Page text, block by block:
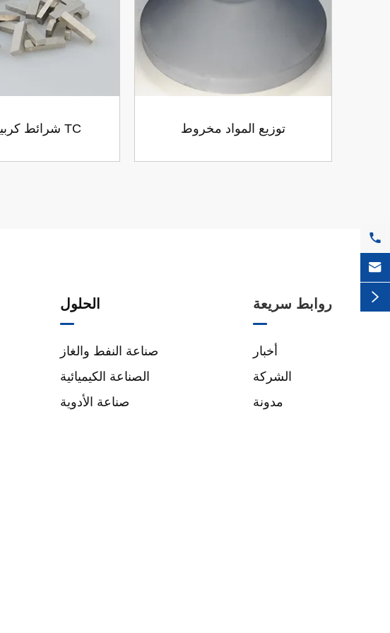
شرائط كربيد تحمل TC توزيع المواد مخروط
الحلول
صناعة النفط والغاز
الصناعة الكيميائية
صناعة الأدوية
روابط سريعة
أخبار
الشركة
مدونة


